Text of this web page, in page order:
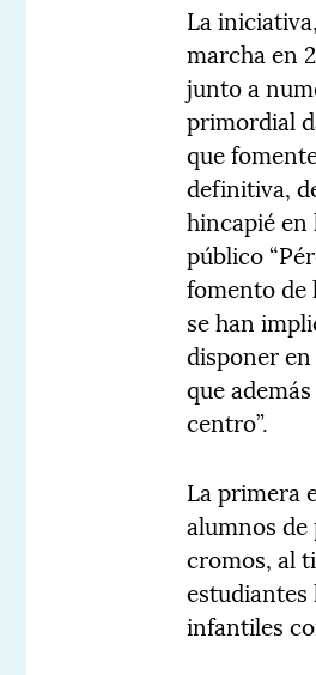
La
marcha en
junto a
primordial
que
definitiva,
hincapié en
público
fomento de
se han
disponer
que
centro”.
La primera
alumnos
cromos, al
infantiles